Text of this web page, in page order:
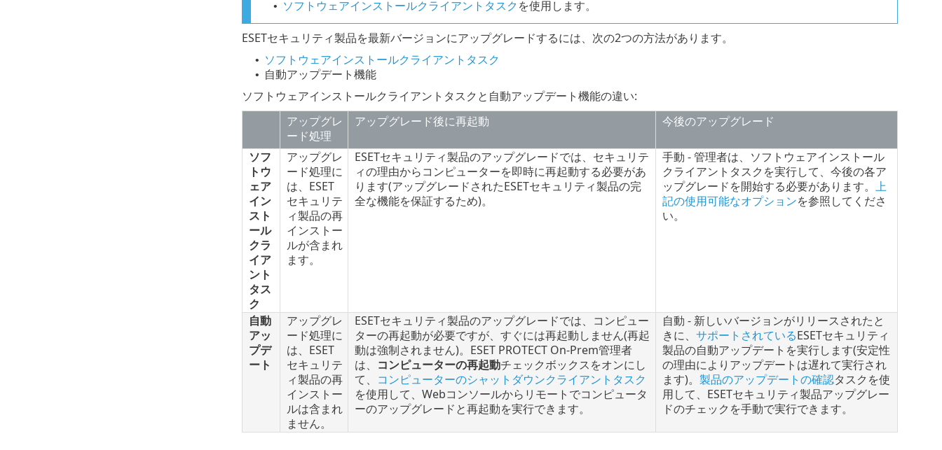
• ソフトウェアインストールクライアントタスクを使用します。
ESETセキュリティ製品を最新バージョンにアップグレードするには、次の2つの方法があります。
• ソフトウェアインストールクライアントタスク
• 自動アップデート機能
ソフトウェアインストールクライアントタスクと自動アップデート機能の違い:
アップグレ
ード処理
アップグレード後に再起動 今後のアップグレード
ソフ
トウ
ェア
イン
スト
ール
クラ
イア
ント
タス
ク
アップグレ
ード処理に
は、ESET
セキュリテ
ィ製品の再
インストー
ルが含まれ
ます。
ESETセキュリティ製品のアップグレードでは、セキュリテ
ィの理由からコンピューターを即時に再起動する必要があ
ります(アップグレードされたESETセキュリティ製品の完
全な機能を保証するため)。
手動 - 管理者は、ソフトウェアインストール
クライアントタスクを実行して、今後の各ア
ップグレードを開始する必要があります。 上
記の使用可能なオプションを参照してくださ
い。
自動
アッ
プデ
ート
アップグレ
ード処理に
は、ESET
セキュリテ
ィ製品の再
インストー
ルは含まれ
ません。
ESETセキュリティ製品のアップグレードでは、コンピュー
ターの再起動が必要ですが、すぐには再起動しません(再起
動は強制されません)。ESET PROTECT On-Prem管理者
は、
コンピューターの再起動チェックボックスをオンにし
て、
コンピューターのシャットダウンクライアントタスク
を使用して、Webコンソールからリモートでコンピュータ
ーのアップグレードと再起動を実行できます。
自動 - 新しいバージョンがリリースされたと
きに、 サポートされているESETセキュリティ
製品の自動アップデートを実行します(安定性
の理由によりアップデートは遅れて実行され
ます)。 製品のアップデートの確認タスクを使
用して、ESETセキュリティ製品アップグレー
ドのチェックを手動で実行できます。